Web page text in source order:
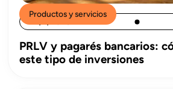
Productos y servicios
22/7/2026
PRLV y pagarés bancarios:
este tipo de inversiones